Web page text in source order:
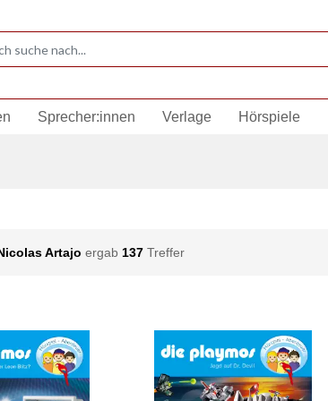
Sprecher:innen Verlage Hörspiele
Artajo ergab 137 Treffer